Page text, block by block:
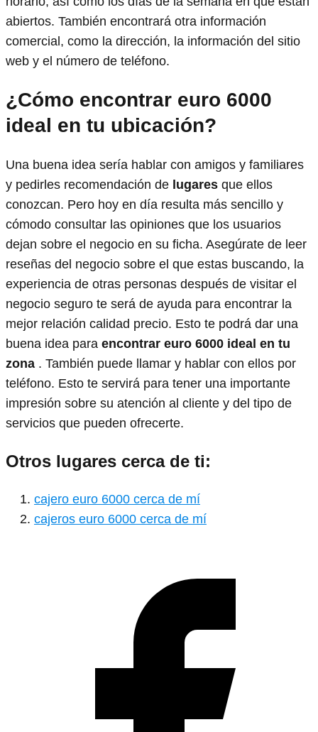
abiertos. También encontrará otra información
comercial, como la dirección, la información del sitio
web y el número de teléfono.
¿Cómo encontrar euro 6000
ideal en tu ubicación?
Una buena idea sería hablar con amigos y familiares
y pedirles recomendación de lugares que ellos
conozcan. Pero hoy en día resulta más sencillo y
cómodo consultar las opiniones que los usuarios
dejan sobre el negocio en su ficha. Asegúrate de leer
reseñas del negocio sobre el que estas buscando, la
experiencia de otras personas después de visitar el
negocio seguro te será de ayuda para encontrar la
mejor relación calidad precio. Esto te podrá dar una
buena idea para encontrar euro 6000 ideal en tu
zona . También puede llamar y hablar con ellos por
teléfono. Esto te servirá para tener una importante
impresión sobre su atención al cliente y del tipo de
servicios que pueden ofrecerte.
Otros lugares cerca de ti:
cajero euro 6000 cerca de mí
cajeros euro 6000 cerca de mí